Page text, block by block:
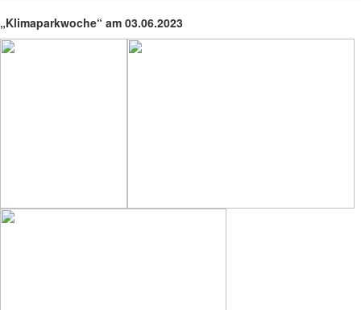
„Klimaparkwoche“ am 03.06.2023